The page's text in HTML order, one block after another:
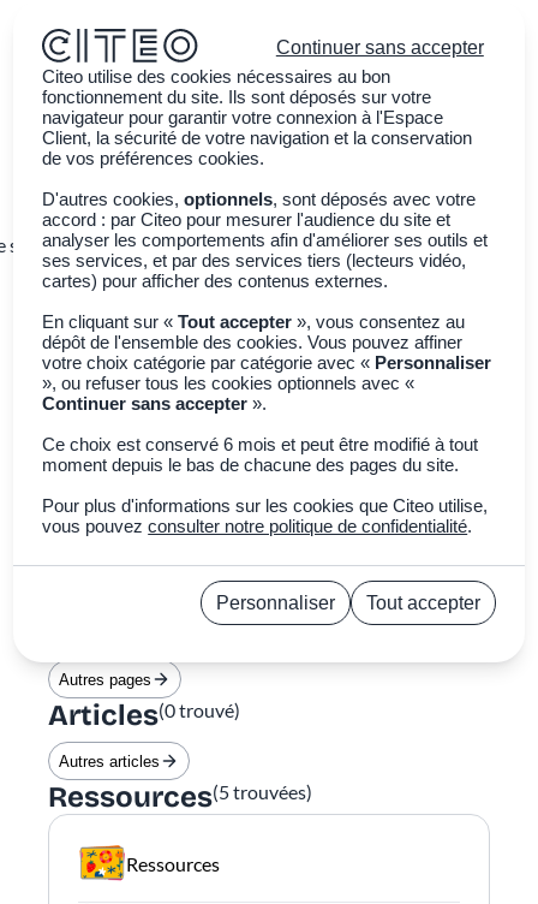
ses emballages Sensibiliser la jeunesse Actualités
Filtres 0
5Résultats
pour« »
Plus récent
trouvée)
Autres pages
Articles(0trouvé)
Autres articles
Ressources(5trouvées)
Ressources
Continuer sans accepter
Citeo utilise des cookies nécessaires au bon
fonctionnement du site. Ils sont déposés sur votre
navigateur pour garantir votre connexion à l'Espace
Client, la sécurité de votre navigation et la conservation
de vos préférences cookies.
D'autres cookies,optionnels, sont déposés avec votre
accord : par Citeo pour mesurer l'audience du site et
analyser les comportements afin d'améliorer ses outils et
ses services, et par des services tiers (lecteurs vidéo,
cartes) pour afficher des contenus externes.
En cliquant sur «Tout accepter », vous consentez au
dépôt de l'ensemble des cookies. Vous pouvez affiner
votre choix catégorie par catégorie avec « Personnaliser
», ou refuser tous les cookies optionnels avec «
Continuer sans accepter ».
Ce choix est conservé 6 mois et peut être modifié à tout
moment depuis le bas de chacune des pages du site.
Pour plus d'informations sur les cookies que Citeo utilise,
vous pouvezconsulter notre politique de confidentialité.
Personnaliser
Tout accepter